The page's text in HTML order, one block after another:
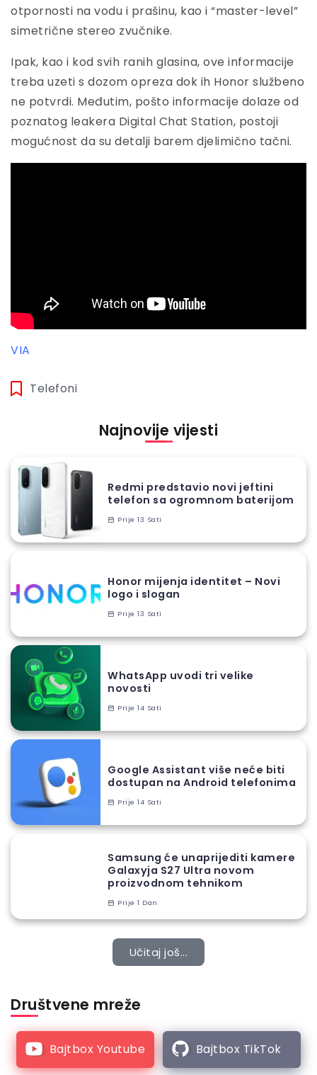
otpornosti na vodu i prašinu, kao i “master-level”
simetrične stereo zvučnike.
Ipak, kao i kod svih ranih glasina, ove informacije
treba uzeti s dozom opreza dok ih Honor službeno
ne potvrdi. Međutim, pošto informacije dolaze od
poznatog leakera Digital Chat Station, postoji
mogućnost da su detalji barem djelimično tačni.
VIA
Telefoni
Najnovije vijesti
Redmi predstavio novi jeftini
telefon sa ogromnom baterijom
Prije 13 Sati
Honor mijenja identitet – Novi
logo i slogan
Prije 13 Sati
WhatsApp uvodi tri velike
novosti
Prije 14 Sati
Google Assistant više neće biti
dostupan na Android telefonima
Prije 14 Sati
Samsung će unaprijediti kamere
Galaxyja S27 Ultra novom
proizvodnom tehnikom
Prije 1 Dan
Učitaj još...
Društvene mreže
Bajtbox Youtube Bajtbox TikTok